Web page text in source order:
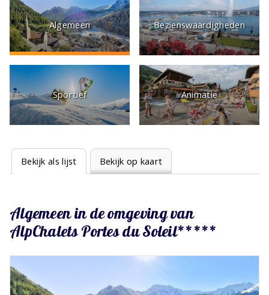
Algemeen Bezienswaardigheden
Sportief Animatie
Bekijk als lijst Bekijk op kaart
Algemeen in de omgeving van
AlpChalets Portes du Soleil*****